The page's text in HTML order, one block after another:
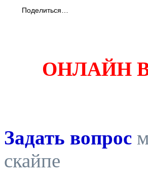
Поделиться…
ОНЛАЙН
Задать вопрос
скайпе